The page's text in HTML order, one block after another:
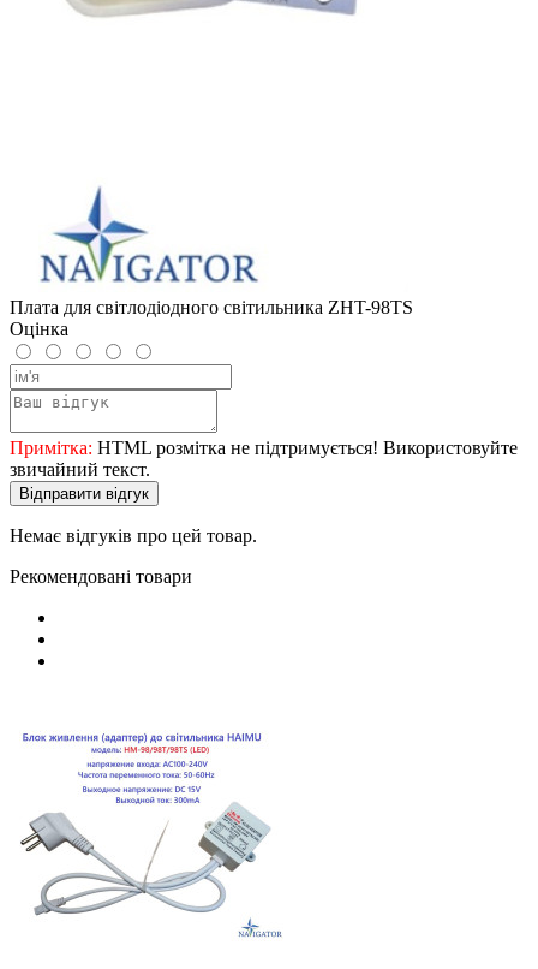
Плата для світлодіодного світильника ZHT-98TS
Оцінка
Примітка: HTML розмітка не підтримується! Використовуйте
звичайний текст.
Відправити відгук
Немає відгуків про цей товар.
Рекомендовані товари